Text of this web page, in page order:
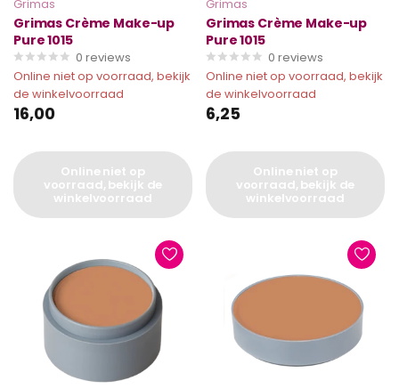
Grimas
Grimas Crème Make-up
Pure 1015
0 reviews
Online niet op voorraad, bekijk
de winkelvoorraad
16,00
Online niet op
voorraad, bekijk de
winkelvoorraad
Grimas
Grimas Crème Make-up
Pure 1015
0 reviews
Online niet op voorraad, bekijk
de winkelvoorraad
6,25
Online niet op
voorraad, bekijk de
winkelvoorraad